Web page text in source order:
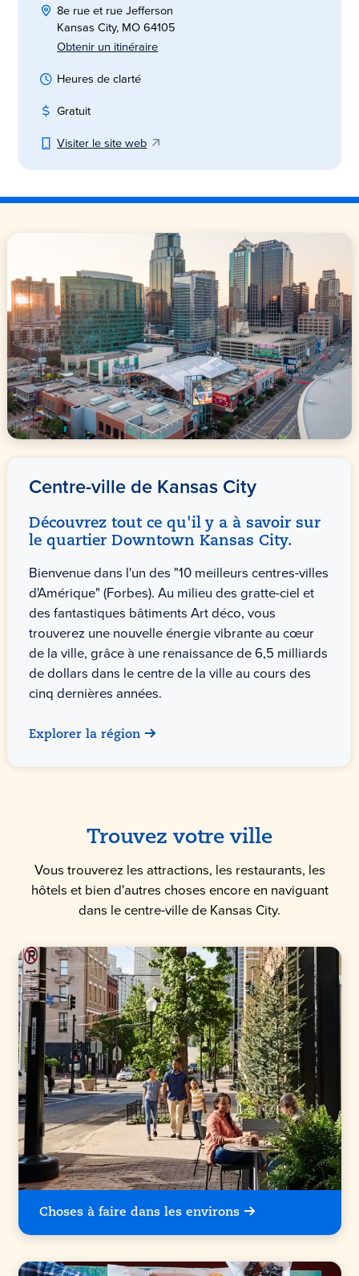
8e rue et rue Jefferson
Kansas City, MO 64105
Obtenir un itinéraire
Heures de clarté
Gratuit
Visiter le site web
Centre-ville de Kansas City
Découvrez tout ce qu'il y a à savoir sur
le quartier Downtown Kansas City.
Bienvenue dans l'un des "10 meilleurs centres-villes
d'Amérique" (Forbes). Au milieu des gratte-ciel et
des fantastiques bâtiments Art déco, vous
trouverez une nouvelle énergie vibrante au cœur
de la ville, grâce à une renaissance de 6,5 milliards
de dollars dans le centre de la ville au cours des
cinq dernières années.
Explorer la région
Trouvez votre ville
Vous trouverez les attractions, les restaurants, les
hôtels et bien d'autres choses encore en naviguant
dans le centre-ville de Kansas City.
Choses à faire dans les environs